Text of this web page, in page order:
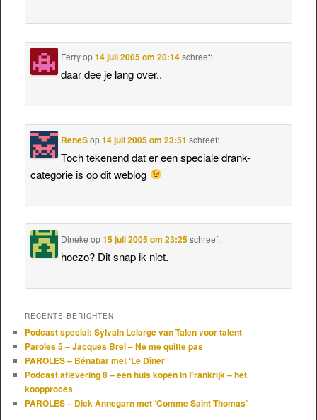
Ferryop14 juli 2005 om 20:14 schreef:
daar dee je lang over..
ReneSop14 juli 2005 om 23:51 schreef:
Toch tekenend dat er een speciale drank-
categorie is op dit weblog
Dineke op15 juli 2005 om 23:25 schreef:
hoezo? Dit snap ik niet.
RECENTE BERICHTEN
Podcast special: Sylvain Lelarge van Talen voor talent
Paroles 5 – Jacques Brel – Ne me quitte pas
PAROLES – Bénabar met ‘Le Dîner’
Podcast aflevering 8 – een huis kopen in Frankrijk – het
koopproces
PAROLES – Dick Annegarn met ‘Comme Saint Thomas’